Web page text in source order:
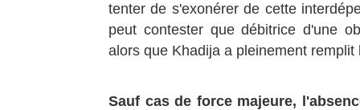
tenter de s'exonérer de cette
peut contester que débitrice d'une
alors que Khadija a pleinement remplit
Sauf cas de force majeure,